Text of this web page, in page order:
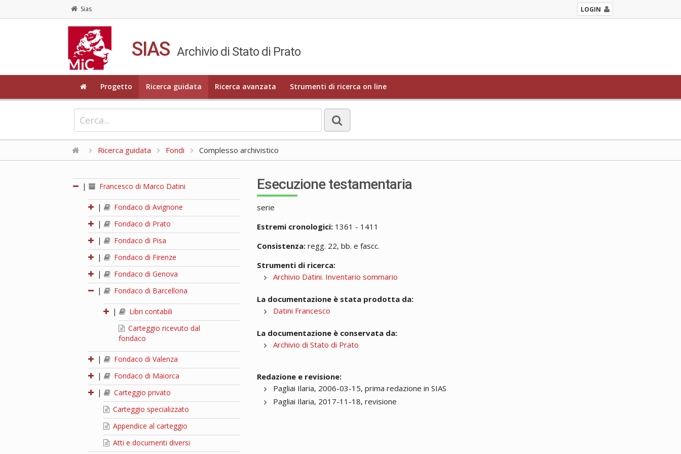
Sias LOGIN
SIAS Archivio di Stato di Prato
Progetto Ricerca guidata Ricerca avanzata Strumenti di ricerca on line
Ricerca guidata Fondi Complesso archivistico
| Francesco di Marco Datini
|
Fondaco di Avignone
|
Fondaco di Prato
|
Fondaco di Pisa
|
Fondaco di Firenze
|
Fondaco di Genova
|
Fondaco di Barcellona
|
Libri contabili
Carteggio ricevuto dal
fondaco
|
Fondaco di Valenza
|
Fondaco di Maiorca
|
Carteggio privato
Carteggio specializzato
Appendice al carteggio
Atti e documenti diversi
Esecuzione testamentaria
serie
Estremi cronologici: 1361 - 1411
Consistenza: regg. 22, bb. e fascc.
Strumenti di ricerca:
Archivio Datini. Inventario sommario
La documentazione è stata prodotta da:
Datini Francesco
La documentazione è conservata da:
Archivio di Stato di Prato
Redazione e revisione:
Pagliai Ilaria, 2006-03-15, prima redazione in SIAS
Pagliai Ilaria, 2017-11-18, revisione